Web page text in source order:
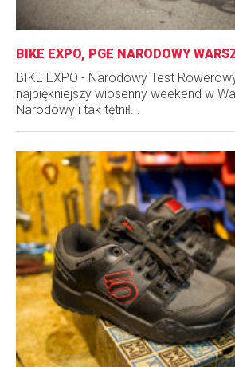
BIKE EXPO, PGE NARODOWY
BIKE EXPO - Narodowy Test
najpiękniejszy wiosenny weekend w
Narodowy i tak tętnił...